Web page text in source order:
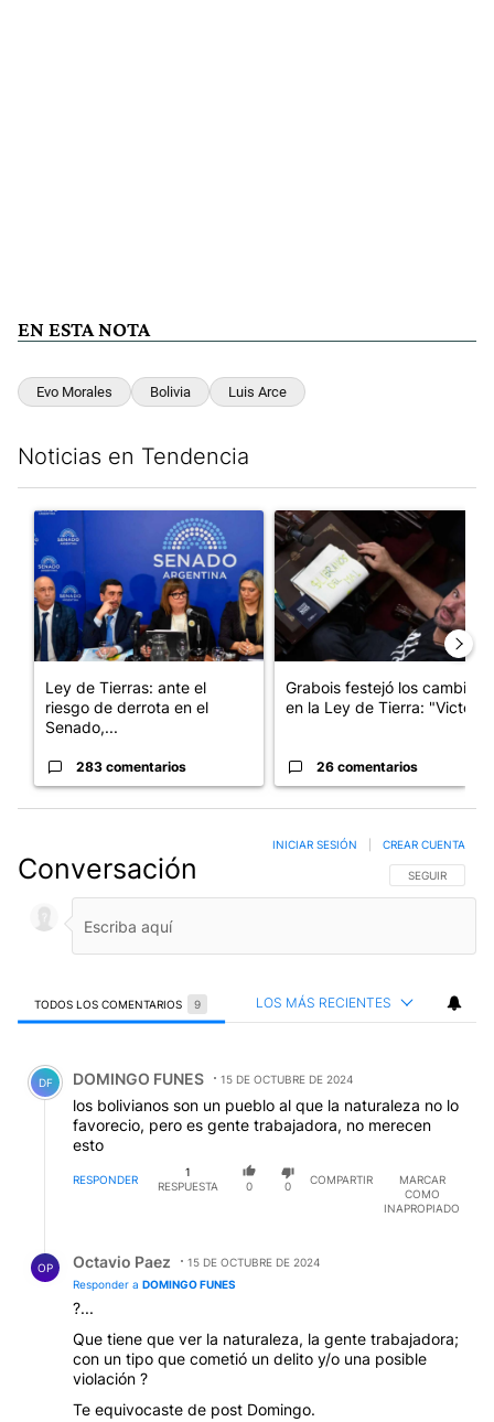
EN ESTA NOTA
Evo Morales Bolivia Luis Arce
Noticias en Tendencia
Un artículo de tendencia con el título "Ley de Tierras: ante el
Ley de Tierras: ante el
riesgo de derrota en el
Senado,...
283 comentarios
Un artículo de tendencia con
Grabois festejó los cambios
en la Ley de Tierra: "Victo...
26 comentarios
Conversación SIGA ESTA
SEGUIR
INICIAR SESIÓN CREAR CUENTA
TODOS LOS COMENTARIOS 9 LOS MÁS RECIENTES
Comentario de DOMINGO FUNES.
DF DOMINGO FUNES 15 DE OCTUBRE DE 2024
los bolivianos son un pueblo al que la naturaleza no lo
favorecio, pero es gente trabajadora, no merecen
esto
RESPONDER
1
RESPUESTA
0 0
COMPARTIR
MARCAR
COMO
INAPROPIADO
OP Octavio Paez
15 DE OCTUBRE DE 2024
Responder a DOMINGO FUNES
?...
Que tiene que ver la naturaleza, la gente trabajadora;
con un tipo que cometió un delito y/o una posible
violación ?
Te equivocaste de post Domingo.